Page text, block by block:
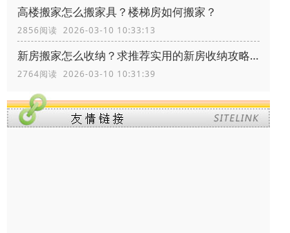
高楼搬家怎么搬家具？楼梯房如何搬家？
2856阅读 2026-03-10 10:33:13
新房搬家怎么收纳？求推荐实用的新房收纳攻略！
2764阅读 2026-03-10 10:31:39